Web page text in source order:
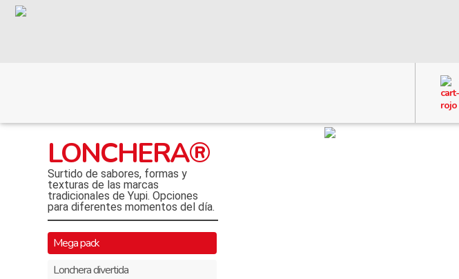
LONCHERA®
Surtido de sabores, formas y
texturas de las marcas
tradicionales de Yupi. Opciones
para diferentes momentos del día.
Mega pack
Lonchera divertida